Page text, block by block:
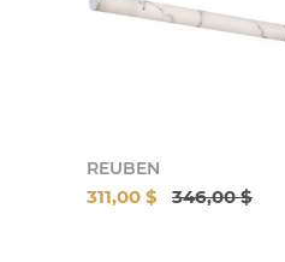
REUBEN
311,00 $ 346,00 $